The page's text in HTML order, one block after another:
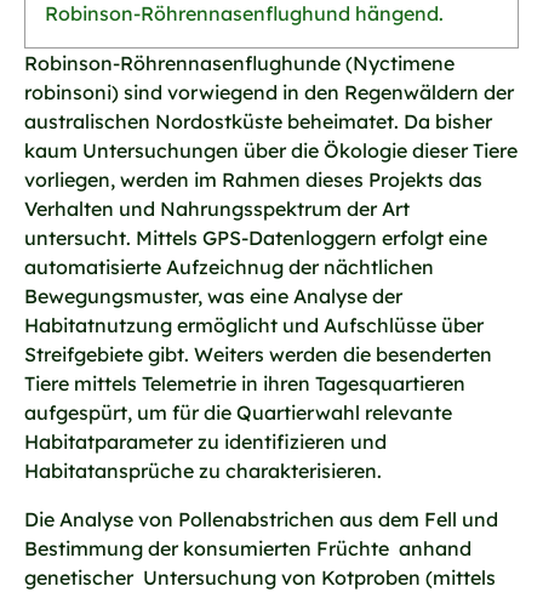
Robinson-Röhrennasenflughund hängend.
Robinson-Röhrennasenflughunde (Nyctimene
robinsoni) sind vorwiegend in den Regenwäldern der
australischen Nordostküste beheimatet. Da bisher
kaum Untersuchungen über die Ökologie dieser Tiere
vorliegen, werden im Rahmen dieses Projekts das
Verhalten und Nahrungsspektrum der Art
untersucht. Mittels GPS-Datenloggern erfolgt eine
automatisierte Aufzeichnug der nächtlichen
Bewegungsmuster, was eine Analyse der
Habitatnutzung ermöglicht und Aufschlüsse über
Streifgebiete gibt. Weiters werden die besenderten
Tiere mittels Telemetrie in ihren Tagesquartieren
aufgespürt, um für die Quartierwahl relevante
Habitatparameter zu identifizieren und
Habitatansprüche zu charakterisieren.
Die Analyse von Pollenabstrichen aus dem Fell und
Bestimmung der konsumierten Früchte anhand
genetischer Untersuchung von Kotproben (mittels